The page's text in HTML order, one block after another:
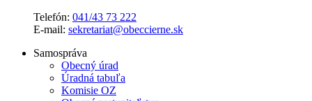
Telefón: 041/43 73 222
E-mail: sekretariat@obeccierne.sk
Samospráva
Obecný úrad
Úradná tabuľa
Komisie OZ